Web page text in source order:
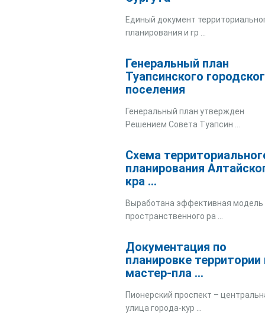
Единый документ
планирования и гр ...
Генеральный план
Туапсинского
поселения
Генеральный план утвержден
Решением Совета Туапсин ...
Схема
планирования
кра ...
Выработана эффективная модель
пространственного ра ...
Документация по
планировке территории
мастер-пла ...
Пионерский проспект –
улица города-кур ...